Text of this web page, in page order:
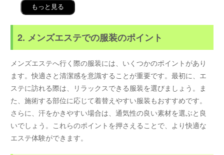
もっと見る
2. メンズエステでの服装のポイント
メンズエステへ行く際の服装には、いくつかのポイントがあり
ます。快適さと清潔感を意識することが重要です。最初に、エ
ステに訪れる際は、リラックスできる服装を選びましょう。ま
た、施術する部位に応じて着替えやすい服装もおすすめです。
さらに、汗をかきやすい場合は、通気性の良い素材を選ぶと良
いでしょう。これらのポイントを押さえることで、より快適な
エステ体験ができます。